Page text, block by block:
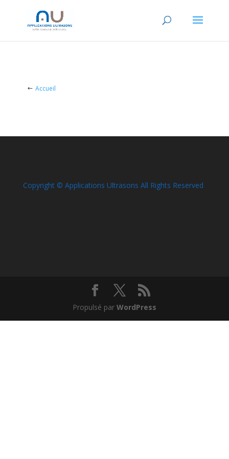
Accueil
Copyright © Applications Ultrasons All Rights Reserved
Propulsé par WordPress